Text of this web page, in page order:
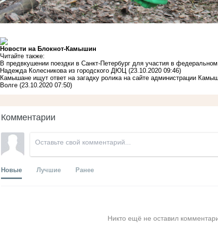
Новости на Блoкнoт-Камышин
Читайте также:
В предвкушении поездки в Санкт-Петербург для участия в
Надежда Колесникова из городского ДЮЦ (23.10.2020 09:46)
Камышане ищут ответ на загадку ролика на сайте администрации
Волге (23.10.2020 07:50)
Комментарии
Новые Лучшие Ранее
Никто ещё не оставил